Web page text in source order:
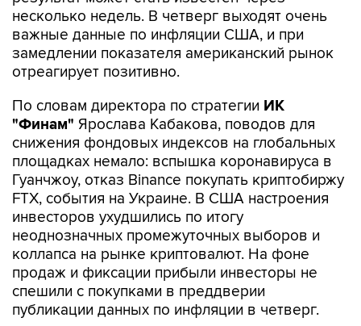
несколько недель. В четверг выходят очень
важные данные по инфляции США, и при
замедлении показателя американский рынок
отреагирует позитивно.
По словам директора по стратегии ИК
"Финам" Ярослава Кабакова, поводов для
снижения фондовых индексов на глобальных
площадках немало: вспышка коронавируса в
Гуанчжоу, отказ Binance покупать криптобиржу
FTX, события на Украине. В США настроения
инвесторов ухудшились по итогу
неоднозначных промежуточных выборов и
коллапса на рынке криптовалют. На фоне
продаж и фиксации прибыли инвесторы не
спешили с покупками в преддверии
публикации данных по инфляции в четверг.